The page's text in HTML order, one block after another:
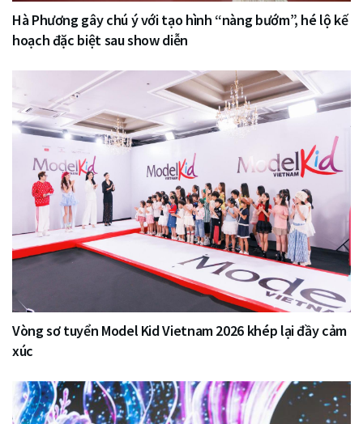
Hà Phương gây chú ý với tạo hình “nàng bướm”, hé lộ kế
hoạch đặc biệt sau show diễn
Vòng sơ tuyển Model Kid Vietnam 2026 khép lại đầy cảm
xúc